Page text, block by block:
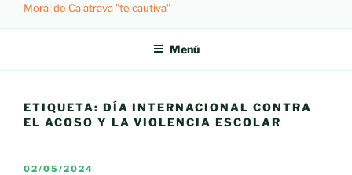
Moral de Calatrava "te cautiva"
Menú
ETIQUETA: DÍA INTERNACIONAL CONTRA
EL ACOSO Y LA VIOLENCIA ESCOLAR
PUBLICADO
02/05/2024